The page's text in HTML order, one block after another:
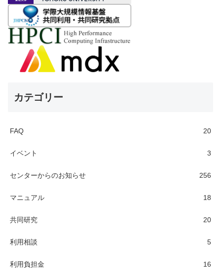
カテゴリー
FAQ 20
イベント 3
センターからのお知らせ 256
マニュアル 18
共同研究 20
利用相談 5
利用負担金 16